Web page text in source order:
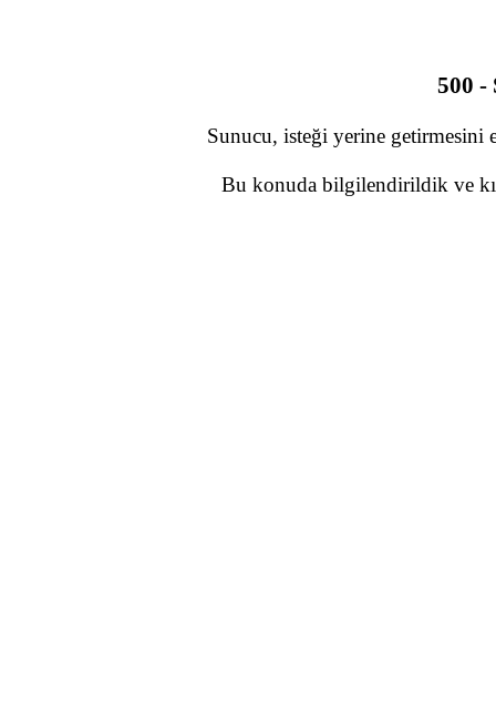
500 -
Sunucu, isteği yerine getirmesini
Bu konuda bilgilendirildik ve